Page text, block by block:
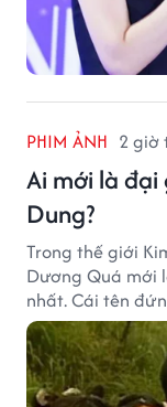
PHIM ẢNH 2 giờ
Ai mới là đại
Dung?
Trong thế giới
Dương Quá mới
nhất. Cái tên
bởi xuất thân
giống một đại